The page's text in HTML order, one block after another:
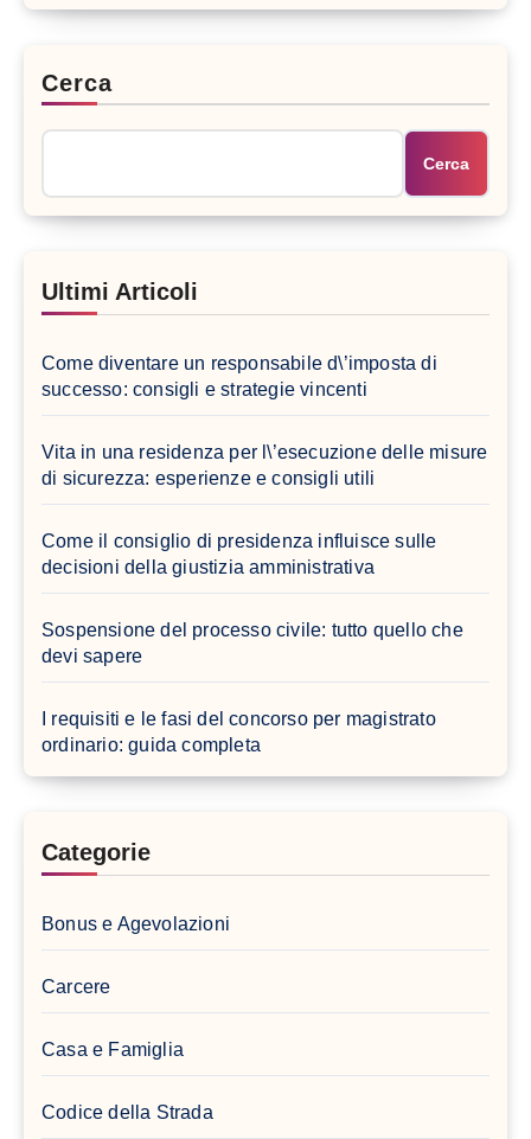
Cerca
Cerca
Ultimi Articoli
Come diventare un responsabile d\’imposta di
successo: consigli e strategie vincenti
Vita in una residenza per l\’esecuzione delle misure
di sicurezza: esperienze e consigli utili
Come il consiglio di presidenza influisce sulle
decisioni della giustizia amministrativa
Sospensione del processo civile: tutto quello che
devi sapere
I requisiti e le fasi del concorso per magistrato
ordinario: guida completa
Categorie
Bonus e Agevolazioni
Carcere
Casa e Famiglia
Codice della Strada